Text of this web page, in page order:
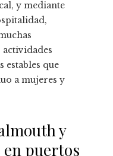
y mediante
que
a mujeres y
y
puertos